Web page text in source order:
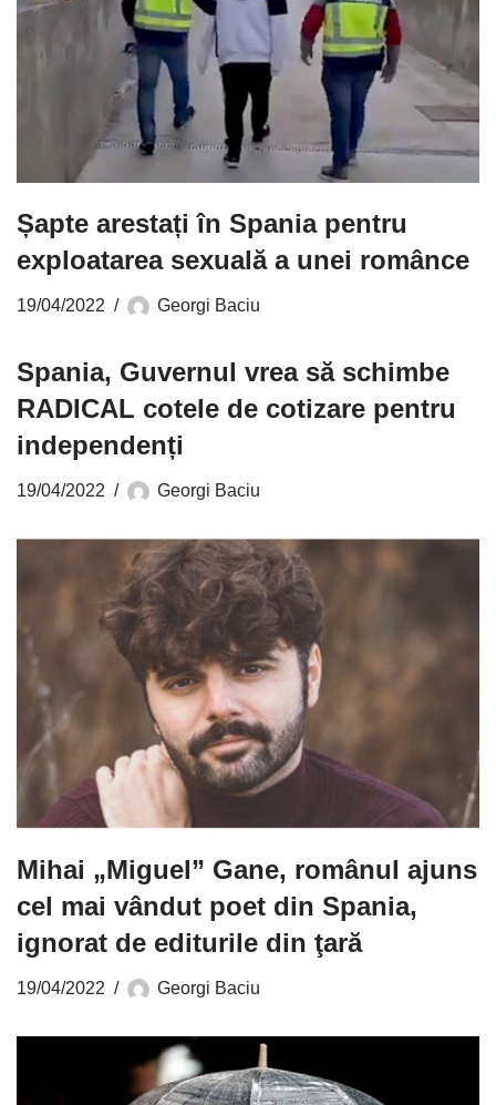
Șapte arestați în Spania pentru
exploatarea sexuală a unei românce
19/04/2022 Georgi Baciu
Spania, Guvernul vrea să schimbe
RADICAL cotele de cotizare pentru
independenți
19/04/2022 Georgi Baciu
Mihai „Miguel” Gane, românul ajuns
cel mai vândut poet din Spania,
ignorat de editurile din ţară
19/04/2022 Georgi Baciu